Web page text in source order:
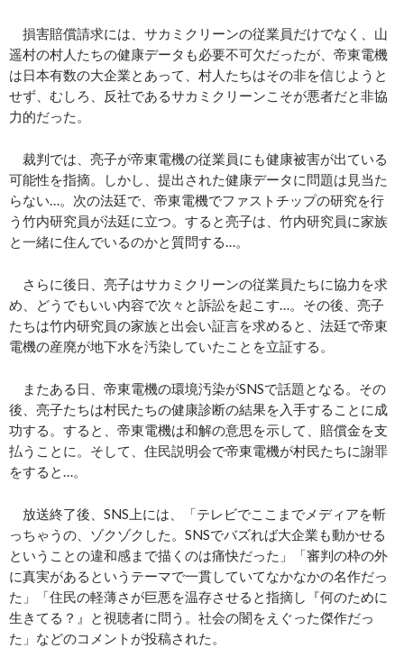
損害賠償請求には、サカミクリーンの従業員だけでなく、山
遥村の村人たちの健康データも必要不可欠だったが、帝東電機
は日本有数の大企業とあって、村人たちはその非を信じようと
せず、むしろ、反社であるサカミクリーンこそが悪者だと非協
力的だった。
裁判では、亮子が帝東電機の従業員にも健康被害が出ている
可能性を指摘。しかし、提出された健康データに問題は見当た
らない…。次の法廷で、帝東電機でファストチップの研究を行
う竹内研究員が法廷に立つ。すると亮子は、竹内研究員に家族
と一緒に住んでいるのかと質問する…。
さらに後日、亮子はサカミクリーンの従業員たちに協力を求
め、どうでもいい内容で次々と訴訟を起こす…。その後、亮子
たちは竹内研究員の家族と出会い証言を求めると、法廷で帝東
電機の産廃が地下水を汚染していたことを立証する。
またある日、帝東電機の環境汚染がSNSで話題となる。その
後、亮子たちは村民たちの健康診断の結果を入手することに成
功する。すると、帝東電機は和解の意思を示して、賠償金を支
払うことに。そして、住民説明会で帝東電機が村民たちに謝罪
をすると…。
放送終了後、SNS上には、「テレビでここまでメディアを斬
っちゃうの、ゾクゾクした。SNSでバズれば大企業も動かせる
ということの違和感まで描くのは痛快だった」「審判の枠の外
に真実があるというテーマで一貫していてなかなかの名作だっ
た」「住民の軽薄さが巨悪を温存させると指摘し『何のために
生きてる？』と視聴者に問う。社会の闇をえぐった傑作だっ
た」などのコメントが投稿された。